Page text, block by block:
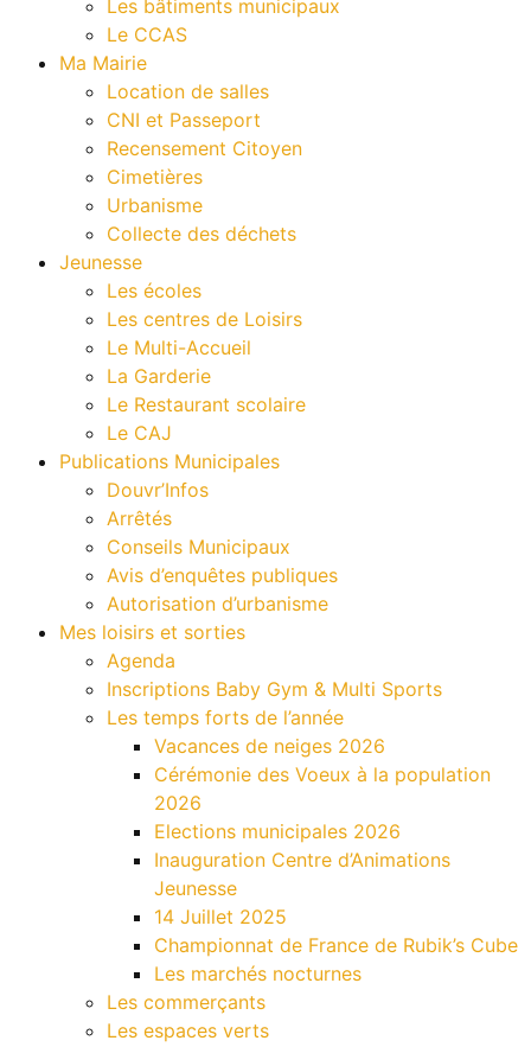
Les bâtiments municipaux
Le CCAS
Ma Mairie
Location de salles
CNI et Passeport
Recensement Citoyen
Cimetières
Urbanisme
Collecte des déchets
Jeunesse
Les écoles
Les centres de Loisirs
Le Multi-Accueil
La Garderie
Le Restaurant scolaire
Le CAJ
Publications Municipales
Douvr’Infos
Arrêtés
Conseils Municipaux
Avis d’enquêtes publiques
Autorisation d’urbanisme
Mes loisirs et sorties
Agenda
Inscriptions Baby Gym & Multi Sports
Les temps forts de l’année
Vacances de neiges 2026
Cérémonie des Voeux à la population
2026
Elections municipales 2026
Inauguration Centre d’Animations
Jeunesse
14 Juillet 2025
Championnat de France de Rubik’s Cube
Les marchés nocturnes
Les commerçants
Les espaces verts